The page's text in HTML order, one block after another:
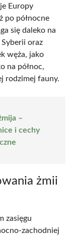
Europy
po północne
się daleko na
oraz
węża, jako
na północ,
rodzimej fauny.
–
i cechy
żmii
zasięgu
zachodniej